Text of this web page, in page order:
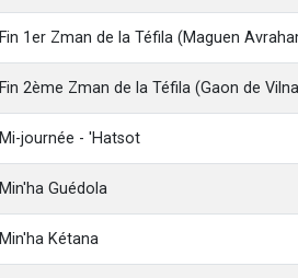
Fin 1er Zman de la Téfila (Maguen
Fin 2ème Zman de la Téfila (Gaon de
Mi-journée - 'Hatsot
Min'ha Guédola
Min'ha Kétana